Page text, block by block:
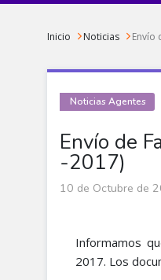
Sobrescribir
Inicio Noticias Envío
Envío de
-2017)
Noticias Agentes
10 de Octubre de
Informamos
2017. Los